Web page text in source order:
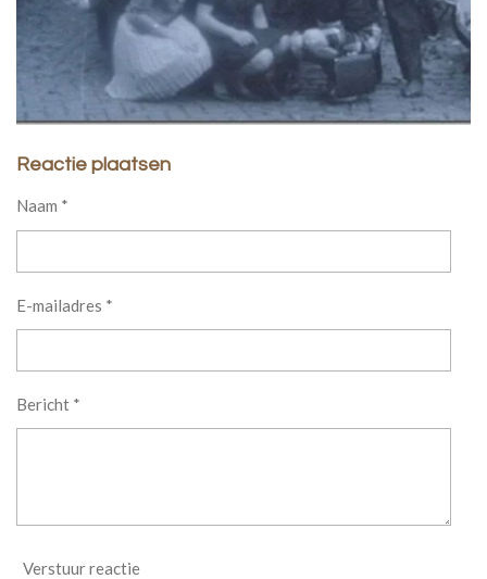
Reactie plaatsen
Naam *
E-mailadres *
Bericht *
Verstuur reactie